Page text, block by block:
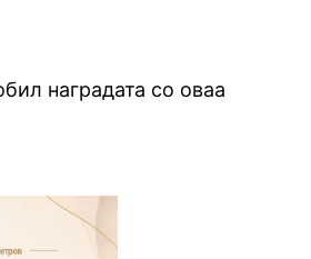
наградата со оваа